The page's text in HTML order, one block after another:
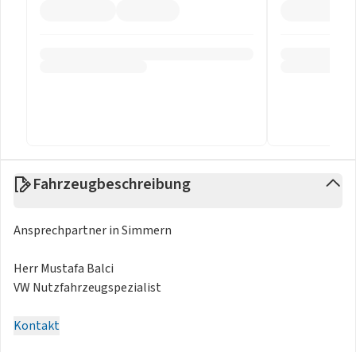
Fahrzeugbeschreibung
Ansprechpartner in Simmern
Herr Mustafa Balci
VW Nutzfahrzeugspezialist
Kontakt